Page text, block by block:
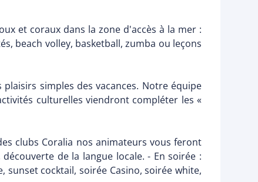
et coraux dans la zone d'accès à la mer :
beach volley, basketball, zumba ou leçons
simples des vacances. Notre équipe
culturelles viendront compléter les «
clubs Coralia nos animateurs vous feront
de la langue locale. - En soirée :
cocktail, soirée Casino, soirée white,